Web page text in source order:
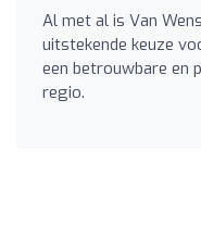
Al met al is Van
uitstekende keuze
een betrouwbare en
regio.